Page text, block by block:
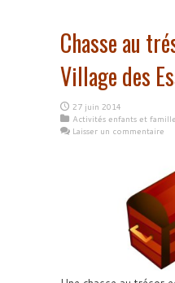
Chasse au
Village des
27 juin 2014
Activités enfants et
Laisser un commentaire